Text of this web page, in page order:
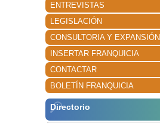
ENTREVISTAS
LEGISLACIÓN
CONSULTORIA Y EXPANSIÓN
INSERTAR FRANQUICIA
CONTACTAR
BOLETÍN FRANQUICIA
Directorio